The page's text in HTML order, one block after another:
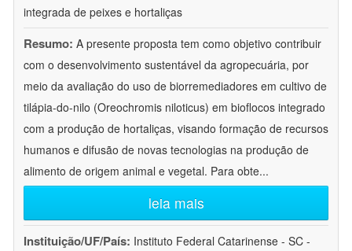
integrada de peixes e hortaliças
Resumo: A presente proposta tem como objetivo contribuir
com o desenvolvimento sustentável da agropecuária, por
meio da avaliação do uso de biorremediadores em cultivo de
tilápia-do-nilo (Oreochromis niloticus) em bioflocos integrado
com a produção de hortaliças, visando formação de recursos
humanos e difusão de novas tecnologias na produção de
alimento de origem animal e vegetal. Para obte...
leia mais
Instituição/UF/País: Instituto Federal Catarinense - SC -